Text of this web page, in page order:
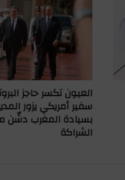
العيون تكسر حاجز
سفير أمريكي يزور
بسيادة المغرب دشّن
الشراكة